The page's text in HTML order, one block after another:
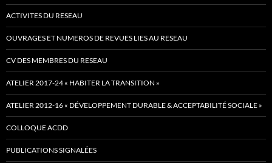
ACTIVITES DU RESEAU
OUVRAGES ET NUMEROS DE REVUES LIES AU RESEAU
CV DES MEMBRES DU RESEAU
ATELIER 2017-24 « HABITER LA TRANSITION »
ATELIER 2012-16 « DÉVELOPPEMENT DURABLE & ACCEPTABILITÉ SOCIALE »
COLLOQUE ACDD
PUBLICATIONS SIGNALÉES